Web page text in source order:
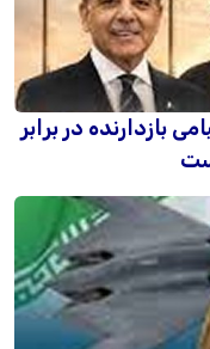
بازدارنده در برابر